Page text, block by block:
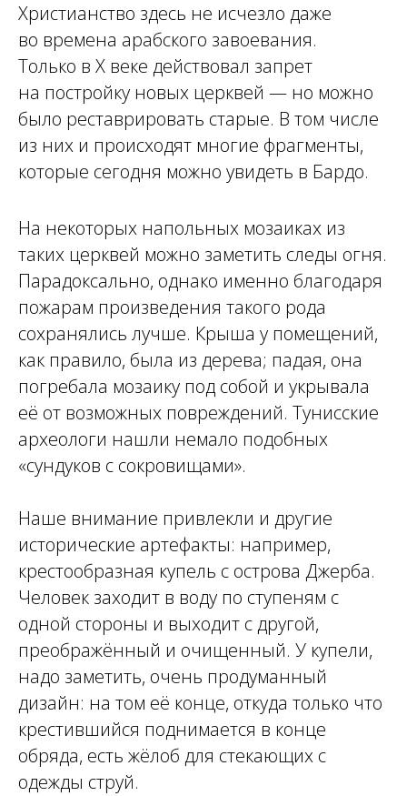
Христианство здесь не исчезло даже
во времена арабского завоевания.
Только в X веке действовал запрет
на постройку новых церквей — но можно
было реставрировать старые. В том числе
из них и происходят многие фрагменты,
которые сегодня можно увидеть в Бардо.
На некоторых напольных мозаиках из
таких церквей можно заметить следы огня.
Парадоксально, однако именно благодаря
пожарам произведения такого рода
сохранялись лучше. Крыша у помещений,
как правило, была из дерева; падая, она
погребала мозаику под собой и укрывала
её от возможных повреждений. Тунисские
археологи нашли немало подобных
«сундуков с сокровищами».
Наше внимание привлекли и другие
исторические артефакты: например,
крестообразная купель с острова Джерба.
Человек заходит в воду по ступеням с
одной стороны и выходит с другой,
преображённый и очищенный. У купели,
надо заметить, очень продуманный
дизайн: на том её конце, откуда только что
крестившийся поднимается в конце
обряда, есть жёлоб для стекающих с
одежды струй.